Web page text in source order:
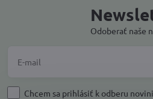
Odoberať naše
Chcem sa prihlásiť k odberu